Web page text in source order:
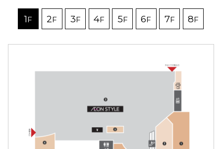
1F 2F 3F 4F 5F 6F 7F 8F